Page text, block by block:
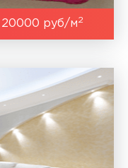
20000 руб/м2